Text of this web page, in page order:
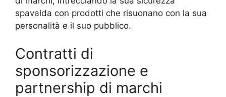
spavalda con prodotti che risuonano con la sua
personalità e il suo pubblico.
Contratti di
sponsorizzazione e
partnership di marchi